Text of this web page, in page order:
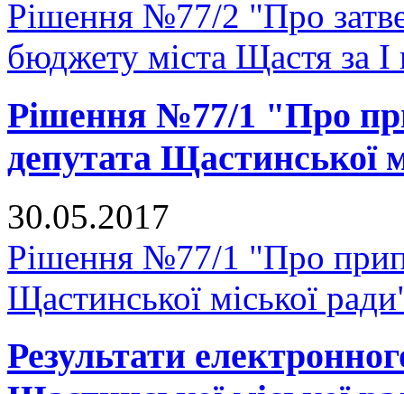
Рішення №77/2 "Про
бюджету міста Щастя за I
Рішення №77/1 "Про
депутата Щастинської
30.05.2017
Рішення №77/1 "Про
Щастинської міської
Результати